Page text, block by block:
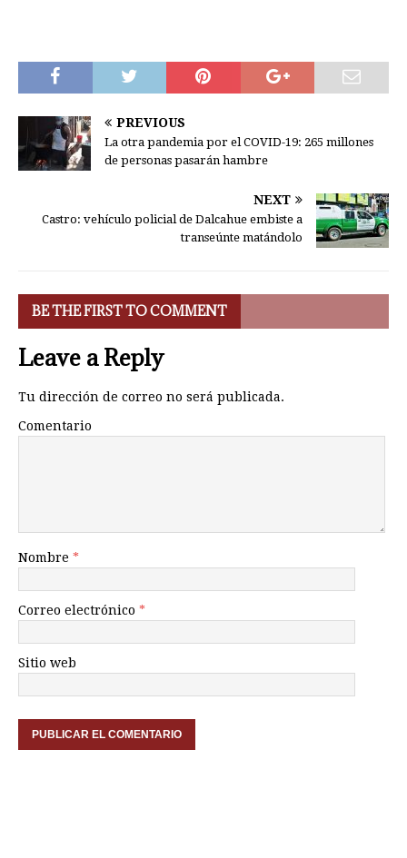
PREVIOUS
La otra pandemia por el COVID-19: 265 millones
de personas pasarán hambre
NEXT
Castro: vehículo policial de Dalcahue embiste a
transeúnte matándolo
BE THE FIRST TO COMMENT
Leave a Reply
Tu dirección de correo no será publicada.
Comentario
Nombre *
Correo electrónico *
Sitio web